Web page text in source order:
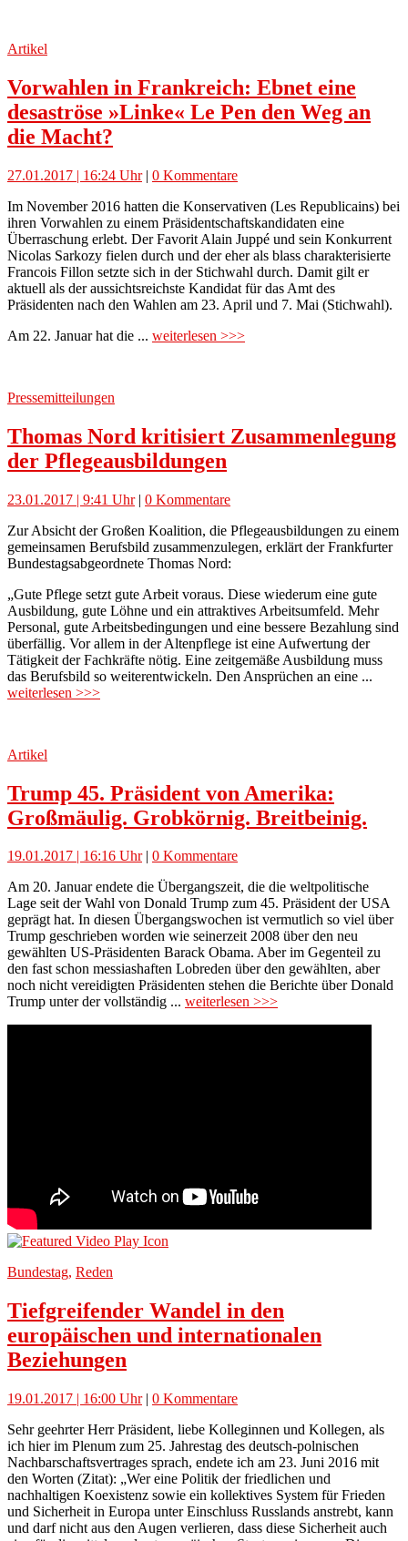
Artikel
Vorwahlen in Frankreich: Ebnet eine
desaströse »Linke« Le Pen den Weg an
die Macht?
27.01.2017 | 16:24 Uhr| 0 Kommentare
Im November 2016 hatten die Konservativen (Les Republicains) bei
ihren Vorwahlen zu einem Präsidentschaftskandidaten eine
Überraschung erlebt. Der Favorit Alain Juppé und sein Konkurrent
Nicolas Sarkozy fielen durch und der eher als blass charakterisierte
Francois Fillon setzte sich in der Stichwahl durch. Damit gilt er
aktuell als der aussichtsreichste Kandidat für das Amt des
Präsidenten nach den Wahlen am 23. April und 7. Mai (Stichwahl).
Am 22. Januar hat die ... weiterlesen >>>
Pressemitteilungen
Thomas Nord kritisiert Zusammenlegung
der Pflegeausbildungen
23.01.2017 | 9:41 Uhr| 0 Kommentare
Zur Absicht der Großen Koalition, die Pflegeausbildungen zu einem
gemeinsamen Berufsbild zusammenzulegen, erklärt der Frankfurter
Bundestagsabgeordnete Thomas Nord:
„Gute Pflege setzt gute Arbeit voraus. Diese wiederum eine gute
Ausbildung, gute Löhne und ein attraktives Arbeitsumfeld. Mehr
Personal, gute Arbeitsbedingungen und eine bessere Bezahlung sind
überfällig. Vor allem in der Altenpflege ist eine Aufwertung der
Tätigkeit der Fachkräfte nötig. Eine zeitgemäße Ausbildung muss
das Berufsbild so weiterentwickeln. Den Ansprüchen an eine ...
weiterlesen >>>
Artikel
Trump 45. Präsident von Amerika:
Großmäulig. Grobkörnig. Breitbeinig.
19.01.2017 | 16:16 Uhr| 0 Kommentare
Am 20. Januar endete die Übergangszeit, die die weltpolitische
Lage seit der Wahl von Donald Trump zum 45. Präsident der USA
geprägt hat. In diesen Übergangswochen ist vermutlich so viel über
Trump geschrieben worden wie seinerzeit 2008 über den neu
gewählten US-Präsidenten Barack Obama. Aber im Gegenteil zu
den fast schon messiashaften Lobreden über den gewählten, aber
noch nicht vereidigten Präsidenten stehen die Berichte über Donald
Trump unter der vollständig ... weiterlesen >>>
Bundestag, Reden
Tiefgreifender Wandel in den
europäischen und internationalen
Beziehungen
19.01.2017 | 16:00 Uhr| 0 Kommentare
Sehr geehrter Herr Präsident, liebe Kolleginnen und Kollegen, als
ich hier im Plenum zum 25. Jahrestag des deutsch-polnischen
Nachbarschaftsvertrages sprach, endete ich am 23. Juni 2016 mit
den Worten (Zitat): „Wer eine Politik der friedlichen und
nachhaltigen Koexistenz sowie ein kollektives System für Frieden
und Sicherheit in Europa unter Einschluss Russlands anstrebt, kann
und darf nicht aus den Augen verlieren, dass diese Sicherheit auch